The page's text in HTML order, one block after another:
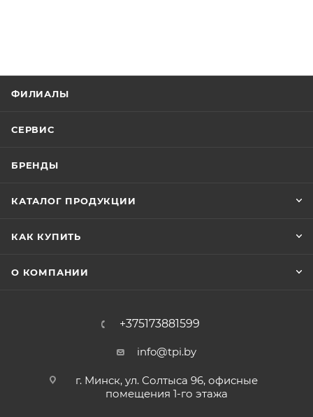
ФИЛИАЛЫ
СЕРВИС
БРЕНДЫ
КАТАЛОГ ПРОДУКЦИИ
КАК КУПИТЬ
О КОМПАНИИ
+375173881599
info@tpi.by
г. Минск, ул. Солтыса 96, офисные
помещения 1-го этажа